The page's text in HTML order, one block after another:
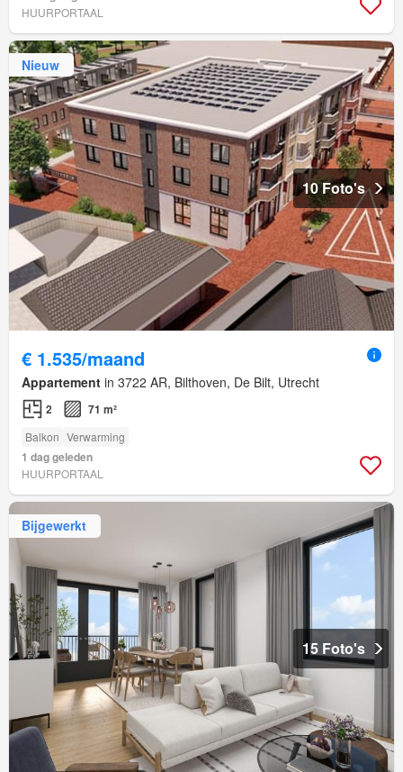
HUURPORTAAL
Nieuw
10 Foto's
€ 1.535/maand
Appartement in 3722 AR, Bilthoven, De Bilt, Utrecht
2 71 m²
Balkon Verwarming
1 dag geleden
HUURPORTAAL
Bijgewerkt
15 Foto's